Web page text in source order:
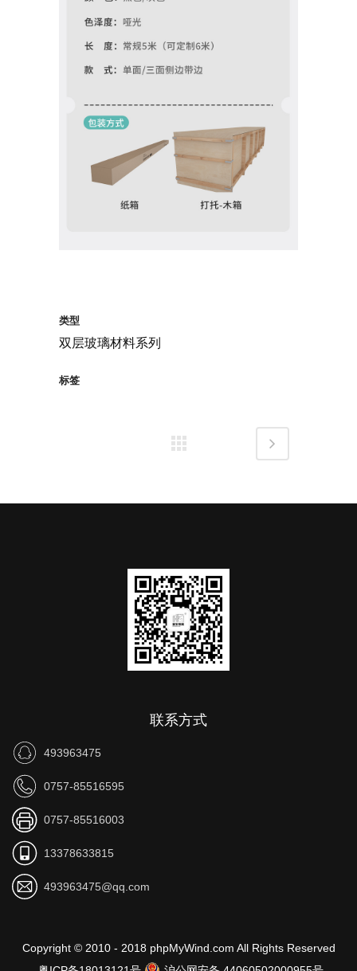
类型
双层玻璃材料系列
标签
联系方式
493963475
0757-85516595
0757-85516003
13378633815
493963475@qq.com
Copyright © 2010 - 2018 phpMyWind.com All Rights Reserved